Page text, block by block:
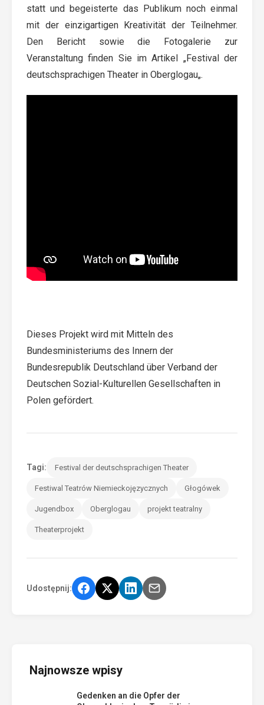
statt und begeisterte das Publikum noch einmal
mit der einzigartigen Kreativität der Teilnehmer.
Den Bericht sowie die Fotogalerie zur
Veranstaltung finden Sie im Artikel „Festival der
deutschsprachigen Theater in Oberglogau„.
Dieses Projekt wird mit Mitteln des
Bundesministeriums des Innern der
Bundesrepublik Deutschland über Verband der
Deutschen Sozial-Kulturellen Gesellschaften in
Polen gefördert.
Tagi: Festival der deutschsprachigen Theater
Festiwal Teatrów Niemieckojęzycznych Głogówek
Jugendbox Oberglogau projekt teatralny
Theaterprojekt
Udostępnij:
Najnowsze wpisy
Gedenken an die Opfer der